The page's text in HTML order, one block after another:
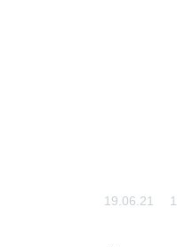
19.06.21